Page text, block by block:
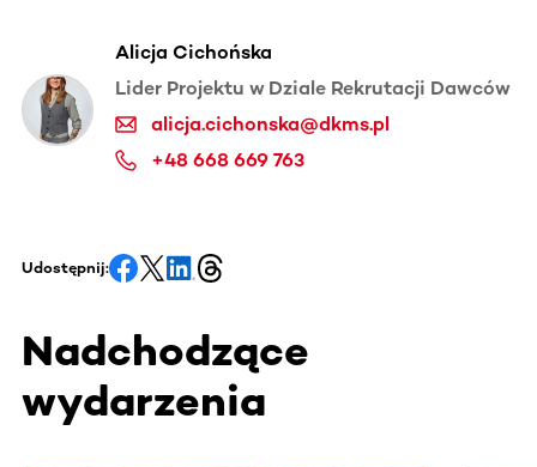
Alicja Cichońska
Lider Projektu w Dziale Rekrutacji Dawców
alicja.cichonska@dkms.pl
+48 668 669 763
Udostępnij:
Nadchodzące
wydarzenia